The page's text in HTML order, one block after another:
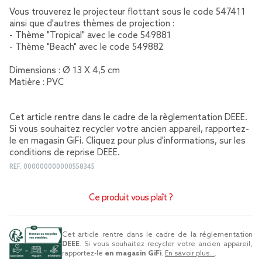
Vous trouverez le projecteur flottant sous le code 547411
ainsi que d'autres thèmes de projection :
- Thème "Tropical" avec le code 549881
- Thème "Beach" avec le code 549882
Dimensions : Ø 13 X 4,5 cm
Matière : PVC
Cet article rentre dans le cadre de la règlementation DEEE.
Si vous souhaitez recycler votre ancien appareil, rapportez-
le en magasin GiFi. Cliquez pour plus d'informations, sur les
conditions de reprise DEEE.
REF. 000000000000558345
Ce produit vous plaît ?
Cet article rentre dans le cadre de la réglementation
DEEE. Si vous souhaitez recycler votre ancien appareil,
rapportez-le en magasin GiFi. En savoir plus....